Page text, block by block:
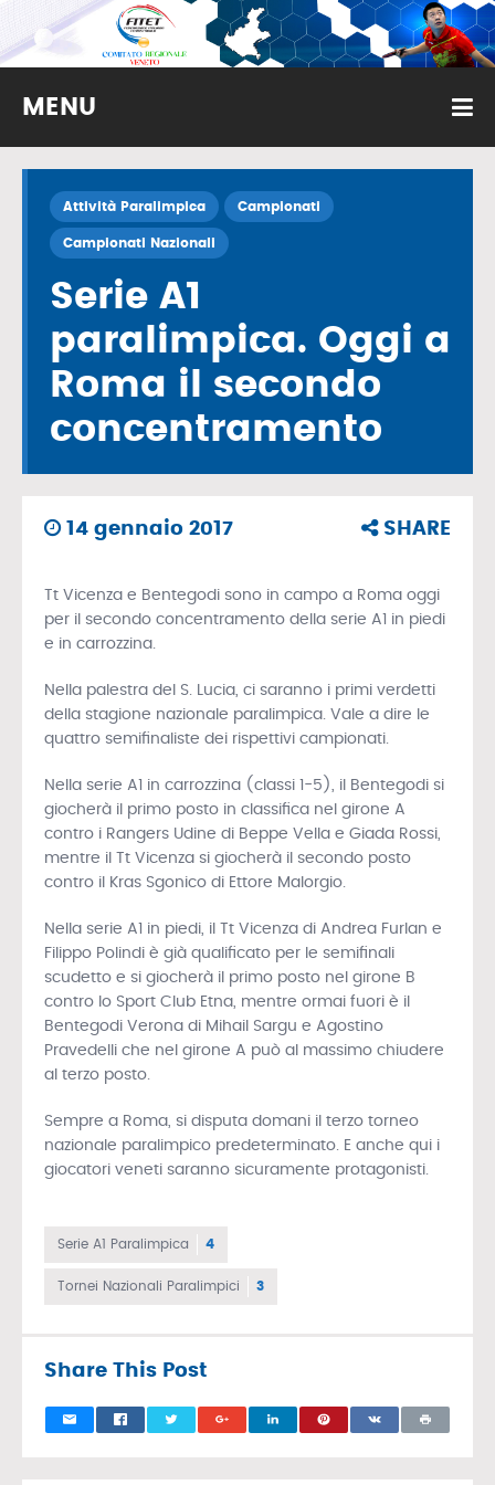
MENU
Attività Paralimpica Campionati
Campionati Nazionali
Serie A1
paralimpica. Oggi a
Roma il secondo
concentramento
14 gennaio 2017 SHARE
Tt Vicenza e Bentegodi sono in campo a Roma oggi
per il secondo concentramento della serie A1 in piedi
e in carrozzina.
Nella palestra del S. Lucia, ci saranno i primi verdetti
della stagione nazionale paralimpica. Vale a dire le
quattro semifinaliste dei rispettivi campionati.
Nella serie A1 in carrozzina (classi 1-5), il Bentegodi si
giocherà il primo posto in classifica nel girone A
contro i Rangers Udine di Beppe Vella e Giada Rossi,
mentre il Tt Vicenza si giocherà il secondo posto
contro il Kras Sgonico di Ettore Malorgio.
Nella serie A1 in piedi, il Tt Vicenza di Andrea Furlan e
Filippo Polindi è già qualificato per le semifinali
scudetto e si giocherà il primo posto nel girone B
contro lo Sport Club Etna, mentre ormai fuori è il
Bentegodi Verona di Mihail Sargu e Agostino
Pravedelli che nel girone A può al massimo chiudere
al terzo posto.
Sempre a Roma, si disputa domani il terzo torneo
nazionale paralimpico predeterminato. E anche qui i
giocatori veneti saranno sicuramente protagonisti.
Serie A1 Paralimpica 4
Tornei Nazionali Paralimpici 3
Share This Post